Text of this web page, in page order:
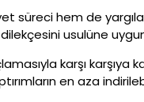
süreci hem de
usulüne
karşı karşıya
en aza